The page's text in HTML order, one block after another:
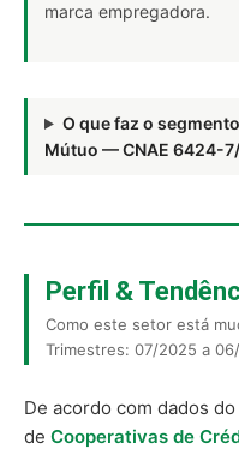
marca empregadora.
O que faz o
Mútuo — CNAE 6424-
Perfil &
Como este setor está
Trimestres: 07/2025 a
De acordo com dados
de Cooperativas de